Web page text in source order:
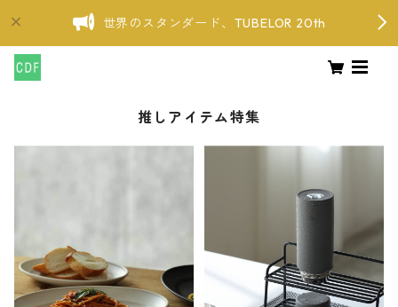
世界のスタンダード、TUBELOR 20th
推しアイテム特集